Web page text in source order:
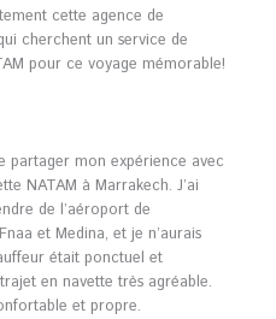
cette agence de
cherchent un service de
pour ce voyage mémorable!
partager mon expérience avec
NATAM à Marrakech. J’ai
de l’aéroport de
et Medina, et je n’aurais
était ponctuel et
en navette très agréable.
et propre.